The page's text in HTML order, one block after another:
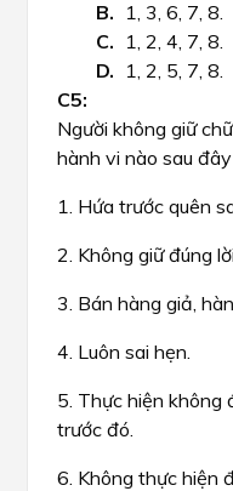
1, 3, 6, 7, 8.
1, 2, 4, 7, 8.
1, 2, 5, 7, 8.
Người không giữ
hành vi nào sau
1. Hứa trước quên
2. Không giữ đúng
3. Bán hàng giả,
4. Luôn sai hẹn.
5. Thực hiện không
trước đó.
6. Không thực hiện